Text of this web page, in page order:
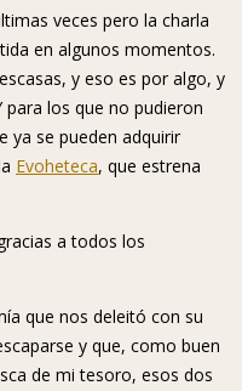
veces pero la charla
en algunos momentos.
y eso es por algo, y
los que no pudieron
ya se pueden adquirir
Evoheteca, que estrena
a todos los
que nos deleitó con su
y que, como buen
de mi tesoro, esos dos